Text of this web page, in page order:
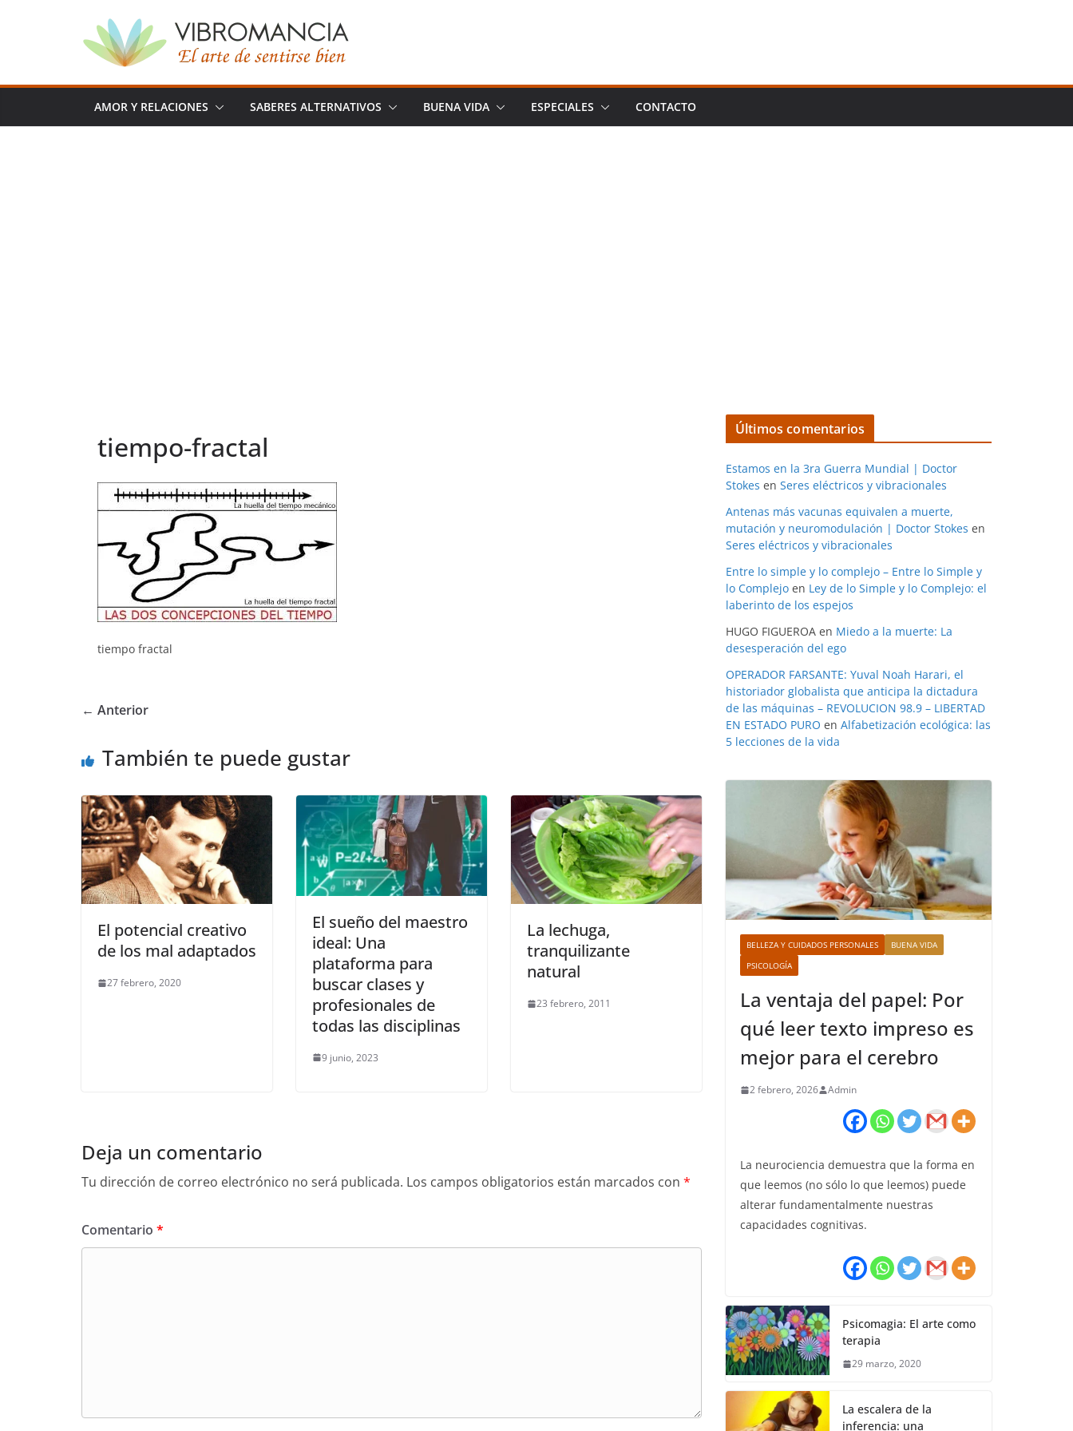
AMOR Y RELACIONES SABERES ALTERNATIVOS BUENA VIDA ESPECIALES CONTACTO
tiempo-fractal
tiempo fractal
← Anterior
También te puede gustar
El potencial creativo
de los mal adaptados
27 febrero, 2020
El sueño del maestro
ideal: Una
plataforma para
buscar clases y
profesionales de
todas las disciplinas
9 junio, 2023
La lechuga,
tranquilizante
natural
23 febrero, 2011
Deja un comentario
Tu dirección de correo electrónico no será publicada. Los campos obligatorios están marcados con *
Comentario *
Últimos comentarios
Estamos en la 3ra Guerra Mundial | Doctor
Stokes en Seres eléctricos y vibracionales
Antenas más vacunas equivalen a muerte,
mutación y neuromodulación | Doctor Stokes en
Seres eléctricos y vibracionales
Entre lo simple y lo complejo – Entre lo Simple y
lo Complejo en Ley de lo Simple y lo Complejo: el
laberinto de los espejos
HUGO FIGUEROA en Miedo a la muerte: La
desesperación del ego
OPERADOR FARSANTE: Yuval Noah Harari, el
historiador globalista que anticipa la dictadura
de las máquinas – REVOLUCION 98.9 – LIBERTAD
EN ESTADO PURO en Alfabetización ecológica: las
5 lecciones de la vida
BELLEZA Y CUIDADOS PERSONALES
BUENA VIDA
PSICOLOGÍA
La ventaja del papel: Por
qué leer texto impreso es
mejor para el cerebro
2 febrero, 2026 Admin
La neurociencia demuestra que la forma en
que leemos (no sólo lo que leemos) puede
alterar fundamentalmente nuestras
capacidades cognitivas.
Psicomagia: El arte como
terapia
29 marzo, 2020
La escalera de la
inferencia: una